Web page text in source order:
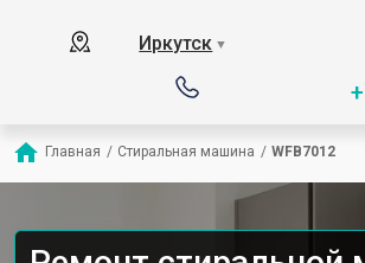
Иркутск ▼
Главная / Стиральная машина / WFB7012